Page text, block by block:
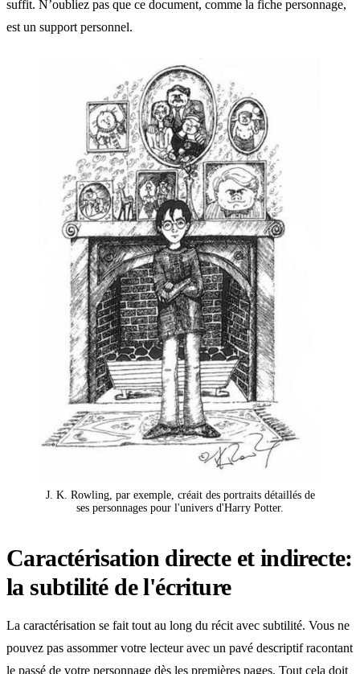
suffit. N’oubliez pas que ce document, comme la fiche personnage,
est un support personnel.
J. K. Rowling, par exemple, créait des portraits détaillés de
ses personnages pour l'univers d'Harry Potter.
Caractérisation directe et indirecte:
la subtilité de l'écriture
La caractérisation se fait tout au long du récit avec subtilité. Vous ne
pouvez pas assommer votre lecteur avec un pavé descriptif racontant
le passé de votre personnage dès les premières pages. Tout cela doit